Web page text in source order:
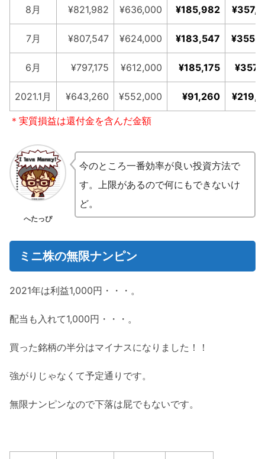
8月 ¥821,982 ¥636,000 ¥185,982
7月 ¥807,547 ¥624,000 ¥183,547
6月 ¥797,175 ¥612,000 ¥185,175
2021.1月 ¥643,260 ¥552,000 ¥91,260
＊実質損益は還付金を含んだ金額
へたっぴ
今のところ一番効率が良い投資方法で
す。上限があるので何にもできないけ
ど。
ミニ株の無限ナンピン
2021年は利益1,000円・・・。
配当も入れて1,000円・・・。
買った銘柄の半分はマイナスになりました！！
強がりじゃなくて予定通りです。
無限ナンピンなので下落は屁でもないです。